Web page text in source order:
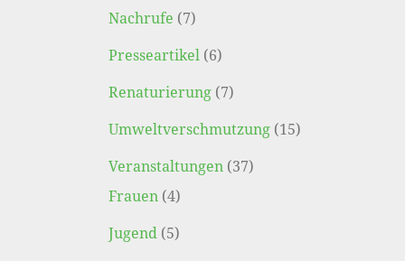
Nachrufe (7)
Presseartikel (6)
Renaturierung (7)
Umweltverschmutzung (15)
Veranstaltungen (37)
Frauen (4)
Jugend (5)